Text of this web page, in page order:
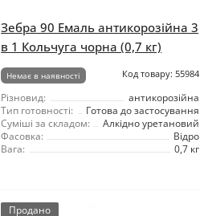
Зебра 90 Емаль антикорозійна 3
в 1 Кольчуга чорна (0,7 кг)
Немає в наявності Код товару: 55984
Різновид:
антикорозійна
Тип готовності:
Готова до застосування
Суміші за складом:
Алкідно уретановий
Фасовка:
Відро
Вага:
0,7 кг
Продано